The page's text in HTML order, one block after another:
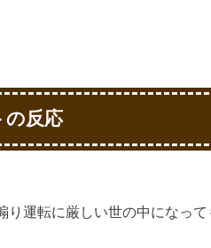
の反応
り運転に厳しい世の中になっ